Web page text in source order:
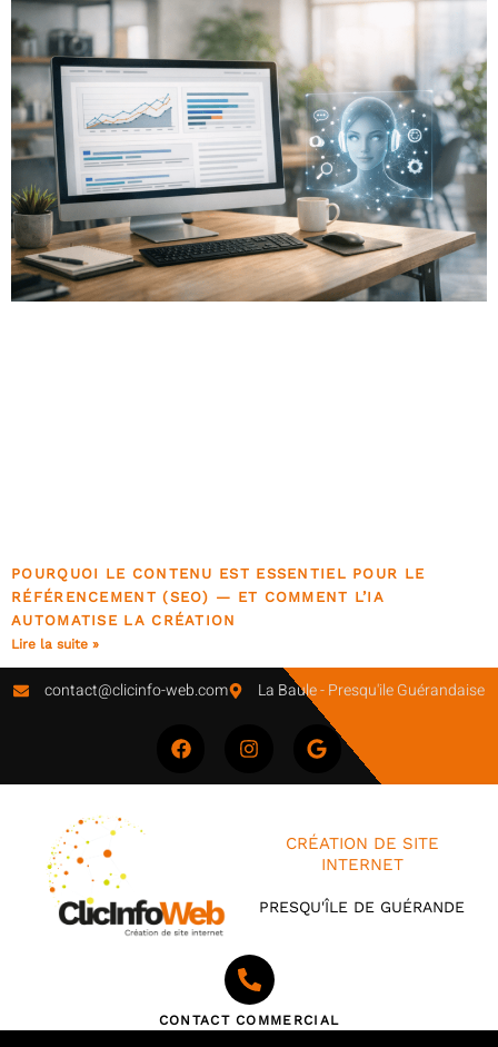
POURQUOI LE CONTENU EST ESSENTIEL POUR LE
RÉFÉRENCEMENT (SEO) — ET COMMENT L’IA
AUTOMATISE LA CRÉATION
Lire la suite »
contact@clicinfo-web.com La Baule - Presqu'ile Guérandaise
CRÉATION DE SITE
INTERNET
PRESQU'ÎLE DE GUÉRANDE
CONTACT COMMERCIAL